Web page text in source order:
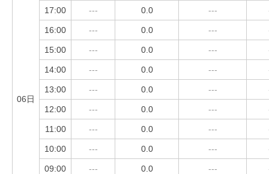
06日
17:00 --- 0.0 ---
16:00 --- 0.0 ---
15:00 --- 0.0 ---
14:00 --- 0.0 ---
13:00 --- 0.0 ---
12:00 --- 0.0 ---
11:00 --- 0.0 ---
10:00 --- 0.0 ---
09:00 --- 0.0 ---